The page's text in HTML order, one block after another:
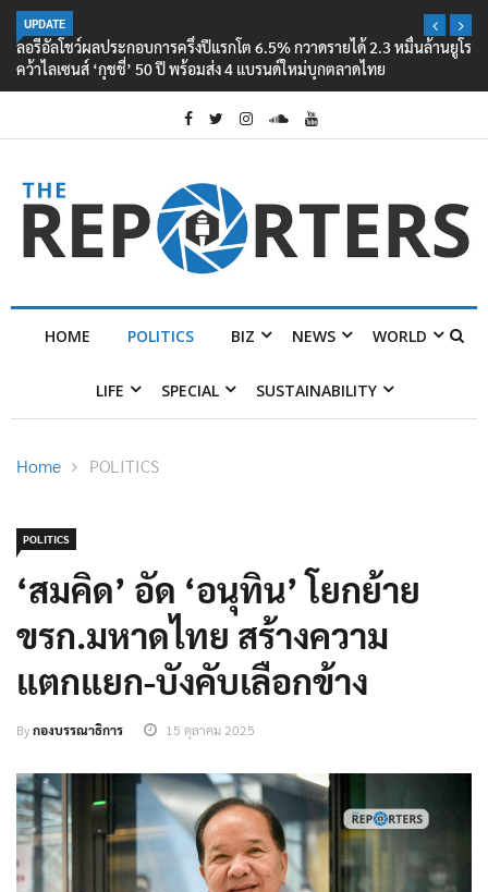
UPDATE
ลอรีอัลโชว์ผลประกอบการครึ่งปีแรกโต 6.5% กวาดรายได้ 2.3 หมื่นล้านยูโร
คว้าไลเซนส์ ‘กุชชี่’ 50 ปี พร้อมส่ง 4 แบรนด์ใหม่บุกตลาดไทย
HOME POLITICS BIZ NEWS WORLD
LIFE SPECIAL SUSTAINABILITY
Home POLITICS
POLITICS
‘สมคิด’ อัด ‘อนุทิน’ โยกย้าย
ขรก.มหาดไทย สร้างความ
แตกแยก-บังคับเลือกข้าง
Byกองบรรณาธิการ 15 ตุลาคม 2025